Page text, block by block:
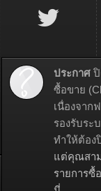
ประกาศ
ซื้อขาย
เนื่องจาก
รองรับระ
ทำให้ต้อง
แต่คุณสา
รายการซื้
ติดต่อเรา ช่วยเ